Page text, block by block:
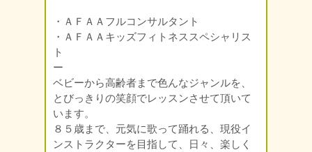
・ＡＦＡＡフルコンサルタント
・ＡＦＡＡキッズフィトネススペシャリス
ト
ー
ベビーから高齢者まで色んなジャンルを、
とびっきりの笑顔でレッスンさせて頂いて
います。
８５歳まで、元気に歌って踊れる、現役イ
ンストラクターを目指して、日々、楽しく